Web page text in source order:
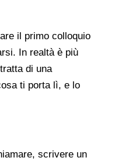
il primo colloquio
In realtà è più
di una
ti porta lì, e lo
scrivere un